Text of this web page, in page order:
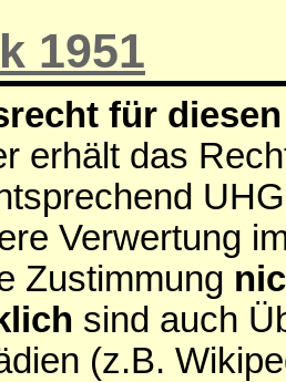
1951
für
erhält das
Verwertung
Zustimmung
sind auch
(z.B.